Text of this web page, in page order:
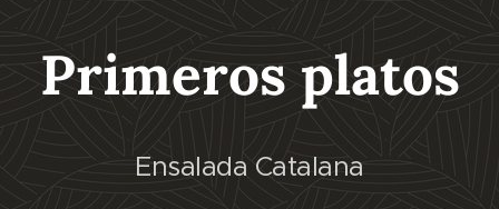
Primeros platos
Ensalada Catalana